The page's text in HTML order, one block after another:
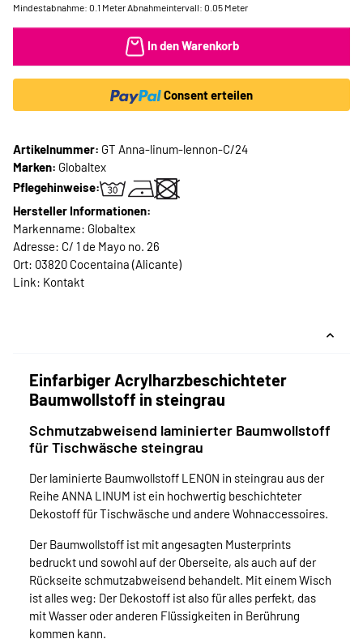
Mindestabnahme: 0.1 Meter Abnahmeintervall: 0.05 Meter
In den Warenkorb
Consent erteilen
Artikelnummer: GT Anna-linum-lennon-C/24
Marken: Globaltex
Pflegehinweise:
Hersteller Informationen:
Markenname: Globaltex
Adresse: C/ 1 de Mayo no. 26
Ort: 03820 Cocentaina (Alicante)
Link: Kontakt
Einfarbiger Acrylharzbeschichteter
Baumwollstoff in steingrau
Schmutzabweisend laminierter Baumwollstoff
für Tischwäsche steingrau
Der laminierte Baumwollstoff LENON in steingrau aus der
Reihe ANNA LINUM ist ein hochwertig beschichteter
Dekostoff für Tischwäsche und andere Wohnaccessoires.
Der Baumwollstoff ist mit angesagten Musterprints
bedruckt und sowohl auf der Oberseite, als auch auf der
Rückseite schmutzabweisend behandelt. Mit einem Wisch
ist alles weg: Der Dekostoff ist also für alles perfekt, das
mit Wasser oder anderen Flüssigkeiten in Berührung
kommen kann.